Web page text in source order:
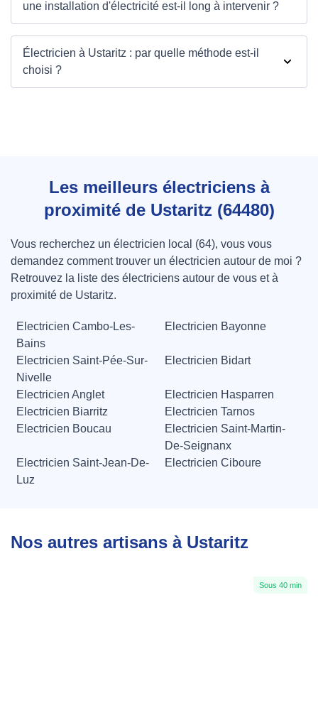
une installation d'électricité est-il long à intervenir ?
Électricien à Ustaritz : par quelle méthode est-il
choisi ?
Les meilleurs électriciens à
proximité de Ustaritz (64480)
Vous recherchez un électricien local (64), vous vous
demandez comment trouver un électricien autour de moi ?
Retrouvez la liste des électriciens autour de vous et à
proximité de Ustaritz.
Electricien Cambo-Les-
Bains
Electricien Bayonne
Electricien Saint-Pée-Sur-
Nivelle
Electricien Bidart
Electricien Anglet
Electricien Hasparren
Electricien Biarritz
Electricien Tarnos
Electricien Boucau
Electricien Saint-Martin-
De-Seignanx
Electricien Saint-Jean-De-
Luz
Electricien Ciboure
Nos autres artisans à Ustaritz
Sous 40 min